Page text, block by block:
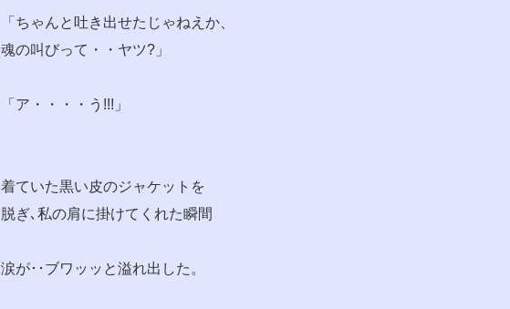
「ちゃんと吐き出せたじゃねえか、
魂の叫びって・・ヤツ?」
「ア・・・・う!!!」
着ていた黒い皮のジャケットを
脱ぎ､私の肩に掛けてくれた瞬間
涙が･･ブワッッと溢れ出した。